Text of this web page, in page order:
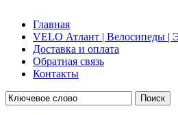
Главная
VELO Атлант | Велосипеды |
Доставка и оплата
Обратная связь
Контакты
Поиск